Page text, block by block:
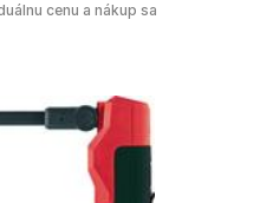
cenu a nákup sa